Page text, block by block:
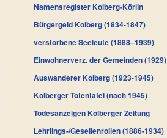
Namensregister Kolberg-Körlin
Bürgergeld Kolberg (1834-1847)
verstorbene Seeleute (1888–1939)
Einwohnerverz. der Gemeinden (1929)
Auswanderer Kolberg (1923-1945)
Kolberger Totentafel (nach 1945)
Todesanzeigen Kolberger Zeitung
Lehrlings-/Gesellenrollen (1886-1934)